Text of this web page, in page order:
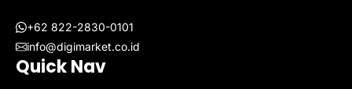
+62 822-2830-0101
info@digimarket.co.id
Quick Nav